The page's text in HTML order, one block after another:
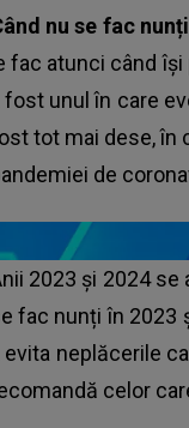
nu se fac
fac atunci când
fost unul în care
tot mai dese, în
de
2023 și 2024 se
fac nunți în 2023
evita neplăcerile
celor